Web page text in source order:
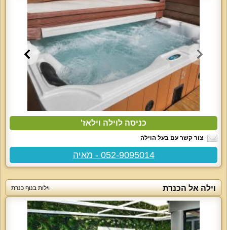
כניסה לוילה וילאז'
צור קשר עם בעל הוילה
052-9095014 - מאיה
וילה אל הכנרת וילות בנוף כנרת